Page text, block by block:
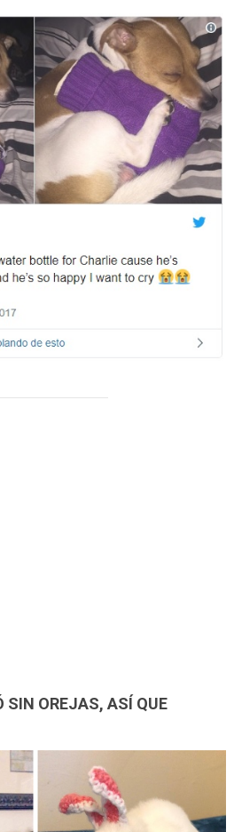
SIN OREJAS, ASÍ QUE